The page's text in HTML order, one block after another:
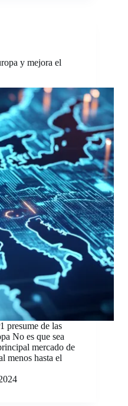
y mejora el
presume de las
No es que sea
mercado de
menos hasta el